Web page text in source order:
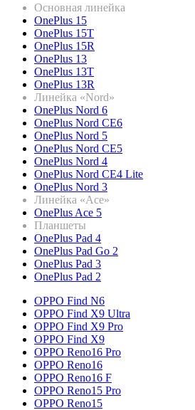
Основная линейка
OnePlus 15
OnePlus 15T
OnePlus 15R
OnePlus 13
OnePlus 13T
OnePlus 13R
Линейка «Nord»
OnePlus Nord 6
OnePlus Nord CE6
OnePlus Nord 5
OnePlus Nord CE5
OnePlus Nord 4
OnePlus Nord CE4 Lite
OnePlus Nord 3
Линейка «Ace»
OnePlus Ace 5
Планшеты
OnePlus Pad 4
OnePlus Pad Go 2
OnePlus Pad 3
OnePlus Pad 2
OPPO Find N6
OPPO Find X9 Ultra
OPPO Find X9 Pro
OPPO Find X9
OPPO Reno16 Pro
OPPO Reno16
OPPO Reno16 F
OPPO Reno15 Pro
OPPO Reno15